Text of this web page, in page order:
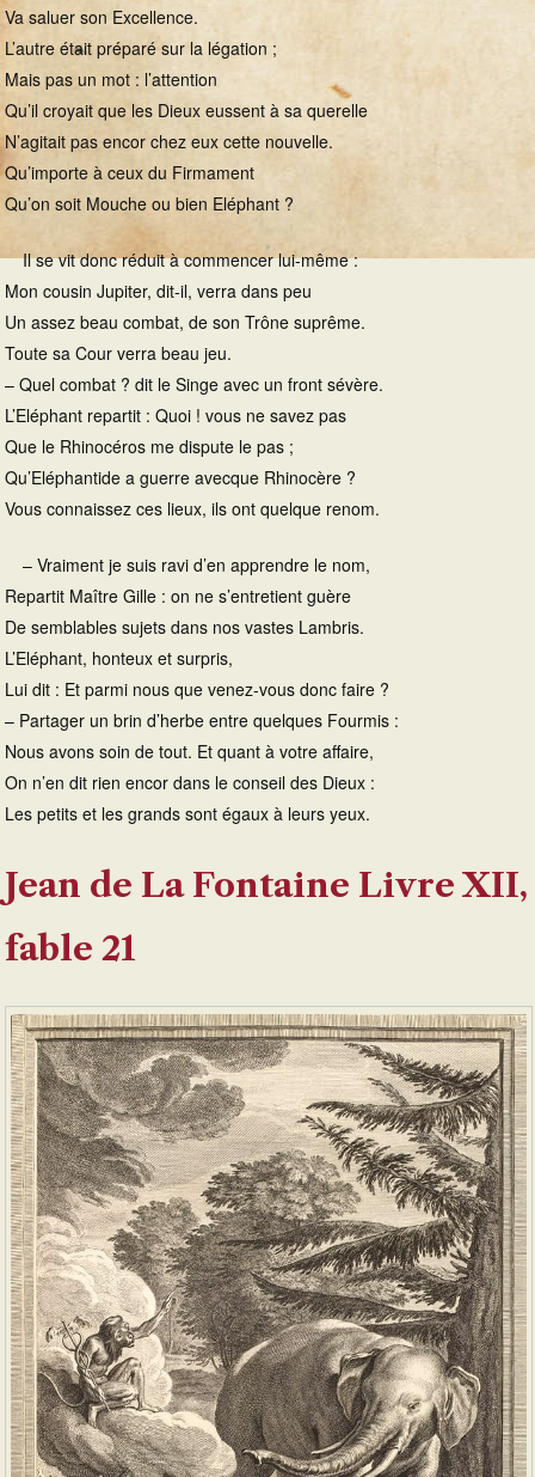
Va saluer son Excellence.
L’autre était préparé sur la légation ;
Mais pas un mot : l’attention
Qu’il croyait que les Dieux eussent à sa querelle
N’agitait pas encor chez eux cette nouvelle.
Qu’importe à ceux du Firmament
Qu’on soit Mouche ou bien Eléphant ?
Il se vit donc réduit à commencer lui-même :
Mon cousin Jupiter, dit-il, verra dans peu
Un assez beau combat, de son Trône suprême.
Toute sa Cour verra beau jeu.
– Quel combat ? dit le Singe avec un front sévère.
L’Eléphant repartit : Quoi ! vous ne savez pas
Que le Rhinocéros me dispute le pas ;
Qu’Eléphantide a guerre avecque Rhinocère ?
Vous connaissez ces lieux, ils ont quelque renom.
– Vraiment je suis ravi d’en apprendre le nom,
Repartit Maître Gille : on ne s’entretient guère
De semblables sujets dans nos vastes Lambris.
L’Eléphant, honteux et surpris,
Lui dit : Et parmi nous que venez-vous donc faire ?
– Partager un brin d’herbe entre quelques Fourmis :
Nous avons soin de tout. Et quant à votre affaire,
On n’en dit rien encor dans le conseil des Dieux :
Les petits et les grands sont égaux à leurs yeux.
Jean de La Fontaine Livre XII,
fable 21